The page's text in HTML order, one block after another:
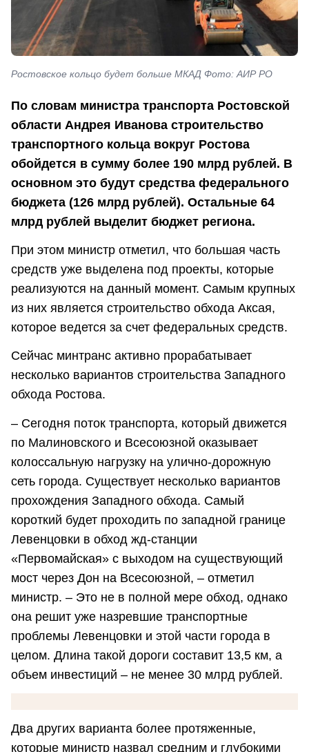
Ростовское кольцо будет больше МКАД Фото: АИР РО
По словам министра транспорта Ростовской
области Андрея Иванова строительство
транспортного кольца вокруг Ростова
обойдется в сумму более 190 млрд рублей. В
основном это будут средства федерального
бюджета (126 млрд рублей). Остальные 64
млрд рублей выделит бюджет региона.
При этом министр отметил, что большая часть
средств уже выделена под проекты, которые
реализуются на данный момент. Самым крупных
из них является строительство обхода Аксая,
которое ведется за счет федеральных средств.
Сейчас минтранс активно прорабатывает
несколько вариантов строительства Западного
обхода Ростова.
– Сегодня поток транспорта, который движется
по Малиновского и Всесоюзной оказывает
колоссальную нагрузку на улично-дорожную
сеть города. Существует несколько вариантов
прохождения Западного обхода. Самый
короткий будет проходить по западной границе
Левенцовки в обход жд-станции
«Первомайская» с выходом на существующий
мост через Дон на Всесоюзной, – отметил
министр. – Это не в полной мере обход, однако
она решит уже назревшие транспортные
проблемы Левенцовки и этой части города в
целом. Длина такой дороги составит 13,5 км, а
объем инвестиций – не менее 30 млрд рублей.
Два других варианта более протяженные,
которые министр назвал средним и глубокими